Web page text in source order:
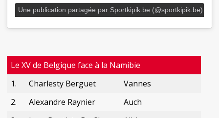
Une publication partagée par Sportkipik.be (@sportkipik.be)
Le XV de Belgique face à la Namibie
1.
Charlesty Berguet
Vannes
2.
Alexandre Raynier
Auch